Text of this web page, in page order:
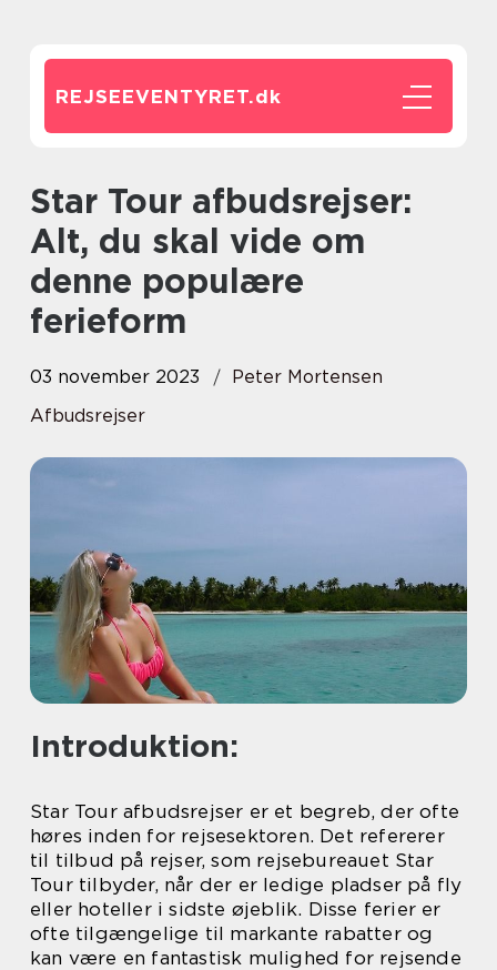
REJSEEVENTYRET.dk
Star Tour afbudsrejser:
Alt, du skal vide om
denne populære
ferieform
03 november 2023
Peter Mortensen
Afbudsrejser
Introduktion:
Star Tour afbudsrejser er et begreb, der ofte
høres inden for rejsesektoren. Det refererer
til tilbud på rejser, som rejsebureauet Star
Tour tilbyder, når der er ledige pladser på fly
eller hoteller i sidste øjeblik. Disse ferier er
ofte tilgængelige til markante rabatter og
kan være en fantastisk mulighed for rejsende